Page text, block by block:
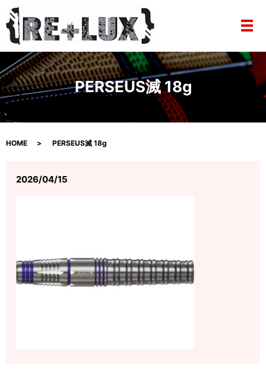
メ
PERSEUS滅 18g
HOME PERSEUS滅 18g
2026/04/15